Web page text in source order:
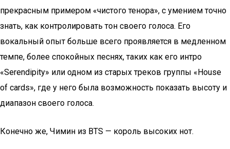
прекрасным примером «чистого тенора», с умением точно
знать, как контролировать тон своего голоса. Его
вокальный опыт больше всего проявляется в медленном
темпе, более спокойных песнях, таких как его интро
«Serendipity» или одном из старых треков группы «House
of cards», где у него была возможность показать высоту и
диапазон своего голоса.
Конечно же, Чимин из BTS — король высоких нот.